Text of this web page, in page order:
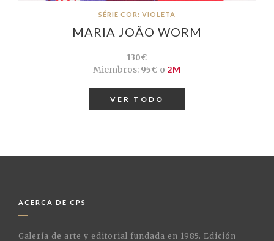
SÉRIE COR: VIOLETA
MARIA JOÃO WORM
130€
Miembros: 95€ o 2M
VER TODO
ACERCA DE CPS
Galería de arte y editorial fundada en 1985. Edición